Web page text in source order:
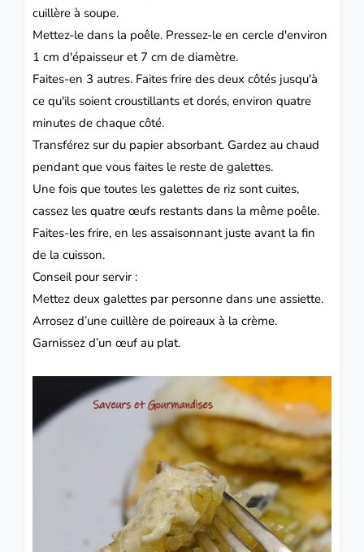
cuillère à soupe.
Mettez-le dans la poêle. Pressez-le en cercle d'environ
1 cm d'épaisseur et 7 cm de diamètre.
Faites-en 3 autres. Faites frire des deux côtés jusqu'à
ce qu'ils soient croustillants et dorés, environ quatre
minutes de chaque côté.
Transférez sur du papier absorbant. Gardez au chaud
pendant que vous faites le reste de galettes.
Une fois que toutes les galettes de riz sont cuites,
cassez les quatre œufs restants dans la même poêle.
Faites-les frire, en les assaisonnant juste avant la fin
de la cuisson.
Conseil pour servir :
Mettez deux galettes par personne dans une assiette.
Arrosez d’une cuillère de poireaux à la crème.
Garnissez d’un œuf au plat.